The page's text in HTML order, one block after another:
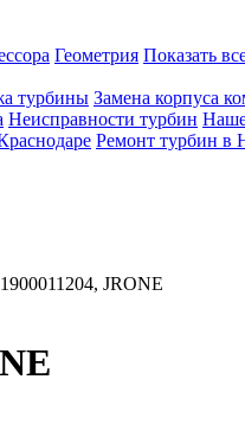
Геометрия Показать
турбины Замена корпуса
Неисправности турбин
Ремонт турбин в
JRONE